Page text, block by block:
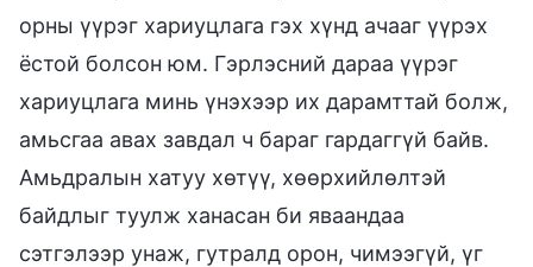
орны үүрэг хариуцлага гэх хүнд ачааг үүрэх
ёстой болсон юм. Гэрлэсний дараа үүрэг
хариуцлага минь үнэхээр их дарамттай болж,
амьсгаа авах завдал ч бараг гардаггүй байв.
Амьдралын хатуу хөтүү, хөөрхийлөлтэй
байдлыг туулж ханасан би яваандаа
сэтгэлээр унаж, гутралд орон, чимээгүй, үг